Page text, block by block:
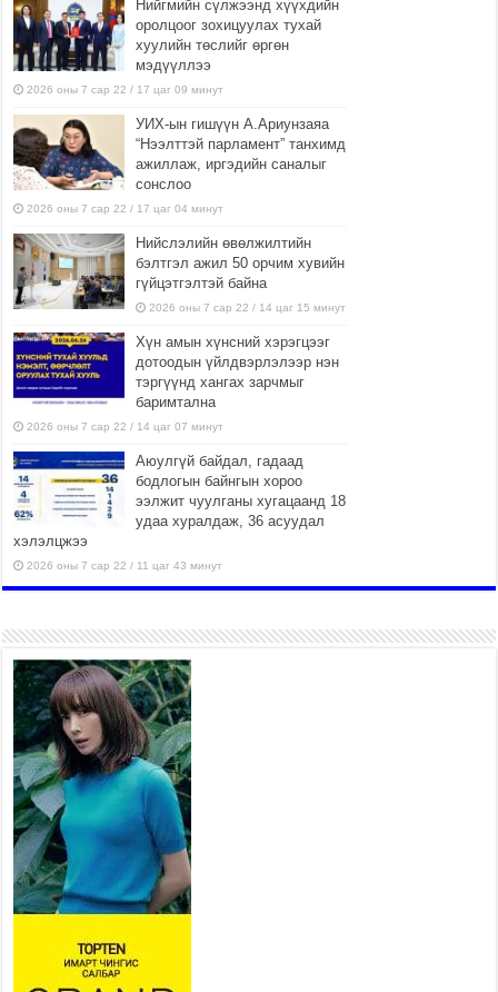
Нийгмийн сүлжээнд хүүхдийн
оролцоог зохицуулах тухай
хуулийн төслийг өргөн
мэдүүллээ
2026 оны 7 сар 22 / 17 цаг 09 минут
УИХ-ын гишүүн А.Ариунзаяа
“Нээлттэй парламент” танхимд
ажиллаж, иргэдийн саналыг
сонслоо
2026 оны 7 сар 22 / 17 цаг 04 минут
Нийслэлийн өвөлжилтийн
бэлтгэл ажил 50 орчим хувийн
гүйцэтгэлтэй байна
2026 оны 7 сар 22 / 14 цаг 15 минут
Хүн амын хүнсний хэрэгцээг
дотоодын үйлдвэрлэлээр нэн
тэргүүнд хангах зарчмыг
баримтална
2026 оны 7 сар 22 / 14 цаг 07 минут
Аюулгүй байдал, гадаад
бодлогын байнгын хороо
ээлжит чуулганы хугацаанд 18
удаа хуралдаж, 36 асуудал
хэлэлцжээ
2026 оны 7 сар 22 / 11 цаг 43 минут
боломжтой-Хүүхэд хөгжүүлэх
төв” байгуулах төсөлд төр,
хувийн хэвшлийн түншлэлийн хүрээнд хамтран
ажиллахыг урьж байна
2026 оны 7 сар 22 / 9 цаг 28 минут
Б.Пүрэвдагва: “Урт цагаан”-ыг
залуучууд чөлөөт цагаа
өнгөрүүлдэг, жуулчид зорьж
ирдэг цэг болгоно
2026 оны 7 сар 21 / 16 цаг 47 минут
Тусгай замын автобус /BRT/ төслийн удирдах
хорооны ээлжит хуралдаан боллоо
Ерөнхий сайд Н.Учрал БНХАУ-аас Монгол Улсад
суугаа Элчин сайд Шэнь Миньжюанийг хүлээн